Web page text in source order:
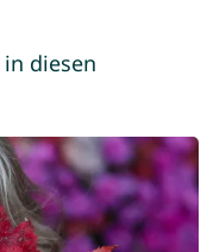
diesen